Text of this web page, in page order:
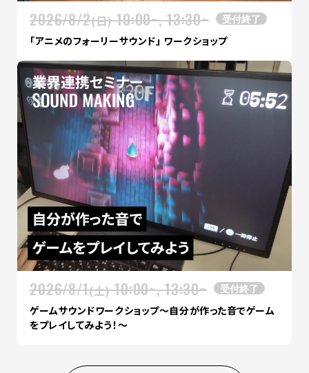
2026/8/2(日)10:00~, 13:30~ 受付終了
「アニメのフォーリーサウンド」 ワークショップ
2026/8/1(土)10:00~, 13:30~ 受付終了
ゲームサウンドワークショップ～自分が作った音でゲーム
をプレイしてみよう！～